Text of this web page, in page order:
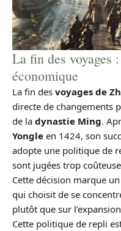
La fin des voyages
économique
La fin des voyages de
directe de changements
de la dynastie Ming.
Yongle en 1424, son
adopte une politique de
sont jugées trop
Cette décision marque
qui choisit de se
plutôt que sur
Cette politique de repli